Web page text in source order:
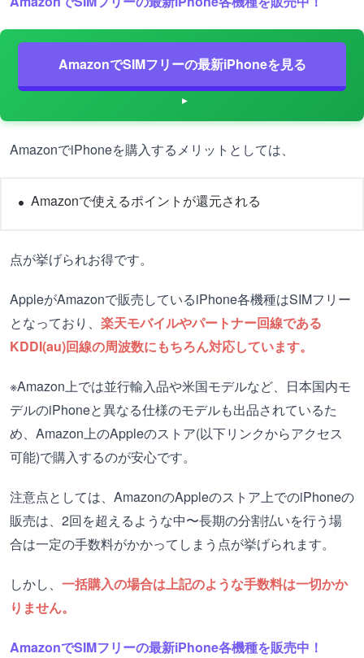
AmazonでSIMフリーの最新iPhoneを見る
AmazonでiPhoneを購入するメリットとしては、
Amazonで使えるポイントが還元される
点が挙げられお得です。
AppleがAmazonで販売しているiPhone各機種はSIMフリー
となっており、 楽天モバイルやパートナー回線である
KDDI(au)回線の周波数にもちろん対応しています。
※Amazon上では並行輸入品や米国モデルなど、日本国内モ
デルのiPhoneと異なる仕様のモデルも出品されているた
め、Amazon上のAppleのストア(以下リンクからアクセス
可能)で購入するのが安心です。
注意点としては、AmazonのAppleのストア上でのiPhoneの
販売は、2回を超えるような中〜長期の分割払いを行う場
合は一定の手数料がかかってしまう点が挙げられます。
しかし、 一括購入の場合は上記のような手数料は一切かか
りません。
AmazonでSIMフリーの最新iPhone各機種を販売中！